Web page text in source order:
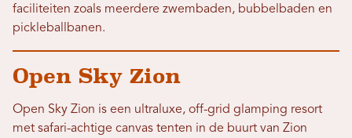
faciliteiten zoals meerdere zwembaden, bubbelbaden en
pickleballbanen.
Open Sky Zion
Open Sky Zion is een ultraluxe, off-grid glamping resort
met safari-achtige canvas tenten in de buurt van Zion